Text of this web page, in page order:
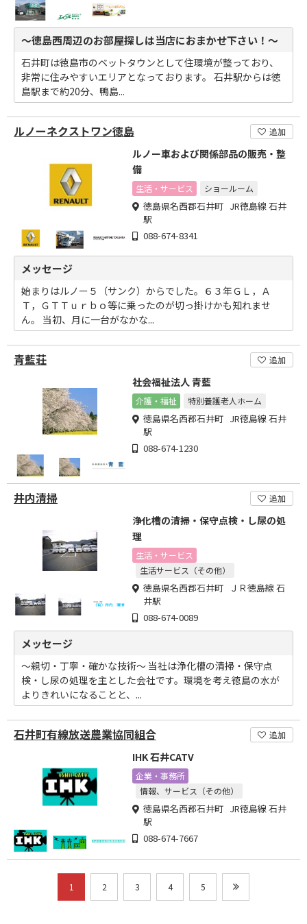
～徳島西周辺のお部屋探しは当店におまかせ下さい！～
石井町は徳島市のベットタウンとして住環境が整っており、
非常に住みやすいエリアとなっております。 石井駅からは徳
島駅まで約20分、鴨島...
ルノーネクストワン徳島 追加
ルノー車および関係部品の販売・整
備
生活・サービス ショールーム
徳島県名西郡石井町 JR徳島線 石井
駅
088-674-8341
メッセージ
始まりはルノー５（サンク）からでした。６３年ＧＬ，Ａ
Ｔ，ＧＴＴｕｒｂｏ等に乗ったのが切っ掛けかも知れませ
ん。 当初、月に一台がなかな...
青藍荘 追加
社会福祉法人 青藍
介護・福祉 特別養護老人ホーム
徳島県名西郡石井町 JR徳島線 石井
駅
088-674-1230
井内清掃 追加
浄化槽の清掃・保守点検・し尿の処
理
生活・サービス
生活サービス（その他）
徳島県名西郡石井町 ＪＲ徳島線 石
井駅
088-674-0089
メッセージ
～親切・丁寧・確かな技術～ 当社は浄化槽の清掃・保守点
検・し尿の処理を主とした会社です。環境を考え徳島の水が
よりきれいになることと、...
石井町有線放送農業協同組合 追加
IHK 石井CATV
企業・事務所
情報、サービス（その他）
徳島県名西郡石井町 JR徳島線 石井
駅
088-674-7667
1 2 3 4 5